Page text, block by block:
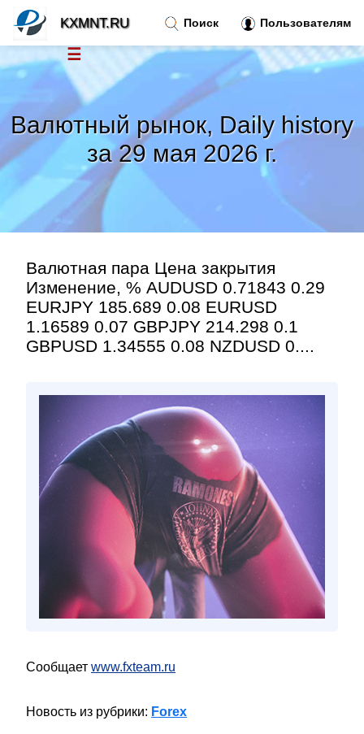
Валютный рынок, Daily history
за 29 мая 2026 г.
Валютная пара Цена закрытия
Изменение, % AUDUSD 0.71843 0.29
EURJPY 185.689 0.08 EURUSD
1.16589 0.07 GBPJPY 214.298 0.1
GBPUSD 1.34555 0.08 NZDUSD 0....
Сообщает www.fxteam.ru
Новость из рубрики: Forex
Поиск Пользователям
KXMNT.RU
☰
Новости
Тренды новостей »
Рубрики»
Правила»
Контакт»